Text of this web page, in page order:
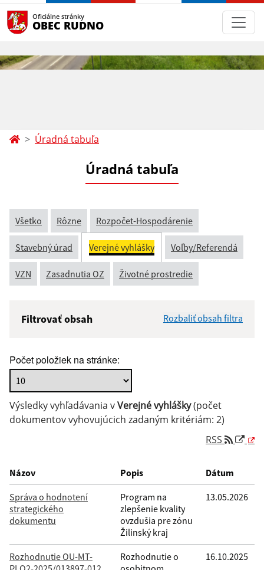
Oficiálne stránky
OBEC RUDNO
Úradná tabuľa
Úradná tabuľa
Všetko Rôzne Rozpočet-Hospodárenie
Stavebný úrad Verejné vyhlášky Voľby/Referendá
VZN Zasadnutia OZ Životné prostredie
Filtrovať obsah Rozbaliť obsah filtra
Popis:
Dátum zverejnenia od:
Filtrovať Reset
Počet položiek na stránke:
Výsledky vyhľadávania vVerejné vyhlášky(počet
dokumentov vyhovujúcich zadaným kritériám: 2)
RSS
Názov Popis Dátum
Správa o hodnotení
strategického
dokumentu
Program na
zlepšenie kvality
ovzdušia pre zónu
Žilinský kraj
13.05.2026
Rozhodnutie OU-MT-
Rozhodnutie o
16.10.2025